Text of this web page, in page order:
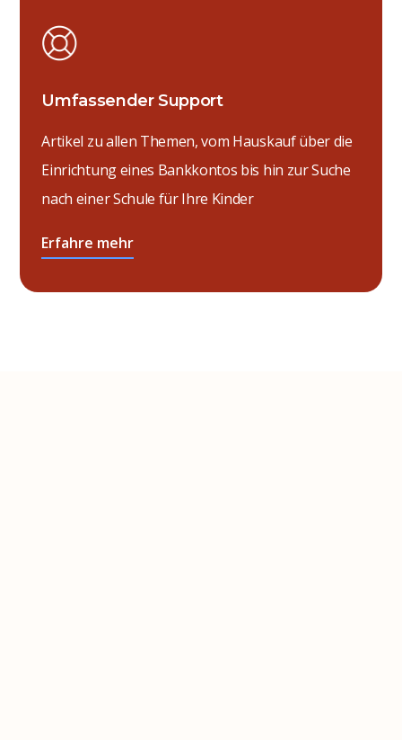
Umfassender Support
Artikel zu allen Themen, vom Hauskauf über die
Einrichtung eines Bankkontos bis hin zur Suche
nach einer Schule für Ihre Kinder
Erfahre mehr